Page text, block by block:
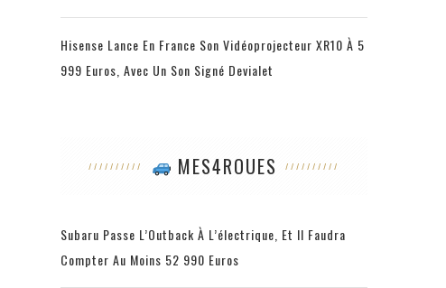
Hisense Lance En France Son Vidéoprojecteur XR10 À 5
999 Euros, Avec Un Son Signé Devialet
MES4ROUES
Subaru Passe L’Outback À L’électrique, Et Il Faudra
Compter Au Moins 52 990 Euros